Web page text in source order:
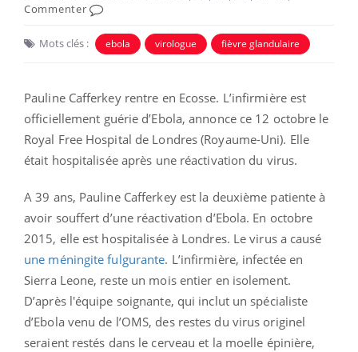
Commenter
Mots clés : ebola virologue fièvre glandulaire
Pauline Cafferkey rentre en Ecosse. L’infirmière est
officiellement guérie d’Ebola, annonce ce 12 octobre le
Royal Free Hospital de Londres (Royaume-Uni). Elle
était hospitalisée après une réactivation du virus.
A 39 ans, Pauline Cafferkey est la deuxième patiente à
avoir souffert d’une réactivation d’Ebola. En octobre
2015, elle est hospitalisée à Londres. Le virus a causé
une méningite fulgurante. L’infirmière, infectée en
Sierra Leone, reste un mois entier en isolement.
D’après l'équipe soignante, qui inclut un spécialiste
d’Ebola venu de l’OMS, des restes du virus originel
seraient restés dans le cerveau et la moelle épinière,